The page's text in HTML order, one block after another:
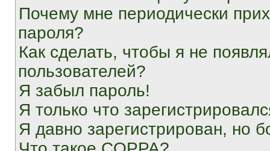
Почему мне периодически
пароля?
Как сделать, чтобы я не
пользователей?
Я забыл пароль!
Я только что
Я давно зарегистрирован, но